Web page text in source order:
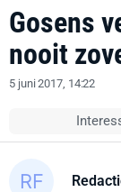
Gosens
nooit
5 juni 2017, 14:22